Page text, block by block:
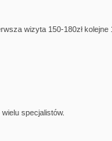
wizyta 150-180zł kolejne
specjalistów.